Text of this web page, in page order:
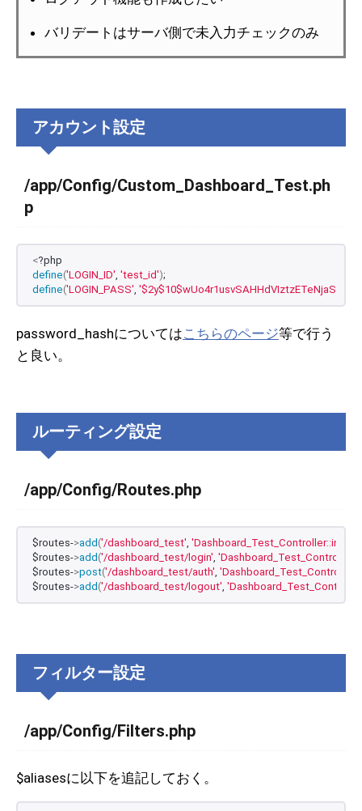
バリデートはサーバ側で未入力チェックのみ
アカウント設定
/app/Config/Custom_Dashboard_Test.ph
p
<?php
define('LOGIN_ID', 'test_id');
define('LOGIN_PASS',
password_hashについてはこちらのページ等で行う
と良い。
ルーティング設定
/app/Config/Routes.php
$routes->add ('/dashboard_test', 'Dashboard_Test_Controller::index'
$routes->add ('/dashboard_test/login',
$routes->post('/dashboard_test/auth',
$routes->add ('/dashboard_test/logout',
フィルター設定
/app/Config/Filters.php
$aliasesに以下を追記しておく。